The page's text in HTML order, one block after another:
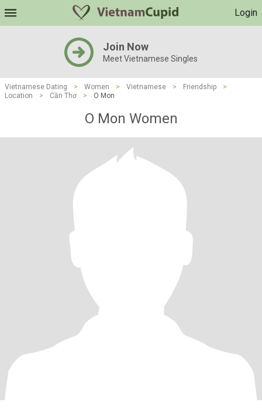
Login
Join Now
Meet Vietnamese Singles
Vietnamese Dating > Women > Vietnamese > Friendship
>
Location
> Cần Thơ > O Mon
O Mon Women